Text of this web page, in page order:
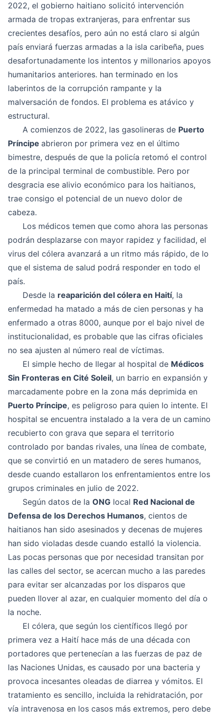
2022, el gobierno haitiano solicitó intervención
armada de tropas extranjeras, para enfrentar sus
crecientes desafíos, pero aún no está claro si algún
país enviará fuerzas armadas a la isla caribeña, pues
desafortunadamente los intentos y millonarios apoyos
humanitarios anteriores. han terminado en los
laberintos de la corrupción rampante y la
malversación de fondos. El problema es atávico y
estructural.
A comienzos de 2022, las gasolineras de Puerto
Príncipe abrieron por primera vez en el último
bimestre, después de que la policía retomó el control
de la principal terminal de combustible. Pero por
desgracia ese alivio económico para los haitianos,
trae consigo el potencial de un nuevo dolor de
cabeza.
Los médicos temen que como ahora las personas
podrán desplazarse con mayor rapidez y facilidad, el
virus del cólera avanzará a un ritmo más rápido, de lo
que el sistema de salud podrá responder en todo el
país.
Desde la reaparición del cólera en Haití, la
enfermedad ha matado a más de cien personas y ha
enfermado a otras 8000, aunque por el bajo nivel de
institucionalidad, es probable que las cifras oficiales
no sea ajusten al número real de víctimas.
El simple hecho de llegar al hospital de Médicos
Sin Fronteras en Cité Soleil, un barrio en expansión y
marcadamente pobre en la zona más deprimida en
Puerto Príncipe, es peligroso para quien lo intente. El
hospital se encuentra instalado a la vera de un camino
recubierto con grava que separa el territorio
controlado por bandas rivales, una línea de combate,
que se convirtió en un matadero de seres humanos,
desde cuando estallaron los enfrentamientos entre los
grupos criminales en julio de 2022.
Según datos de la ONG local Red Nacional de
Defensa de los Derechos Humanos, cientos de
haitianos han sido asesinados y decenas de mujeres
han sido violadas desde cuando estalló la violencia.
Las pocas personas que por necesidad transitan por
las calles del sector, se acercan mucho a las paredes
para evitar ser alcanzadas por los disparos que
pueden llover al azar, en cualquier momento del día o
la noche.
El cólera, que según los científicos llegó por
primera vez a Haití hace más de una década con
portadores que pertenecían a las fuerzas de paz de
las Naciones Unidas, es causado por una bacteria y
provoca incesantes oleadas de diarrea y vómitos. El
tratamiento es sencillo, incluida la rehidratación, por
vía intravenosa en los casos más extremos, pero debe